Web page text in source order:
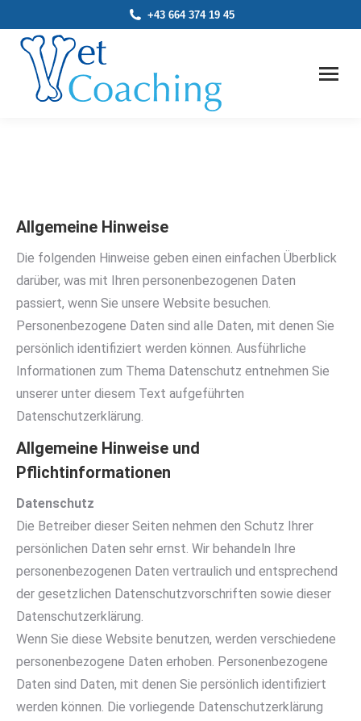
+43 664 374 19 45
Allgemeine Hinweise
Die folgenden Hinweise geben einen einfachen Überblick
darüber, was mit Ihren personenbezogenen Daten
passiert, wenn Sie unsere Website besuchen.
Personenbezogene Daten sind alle Daten, mit denen Sie
persönlich identifiziert werden können. Ausführliche
Informationen zum Thema Datenschutz entnehmen Sie
unserer unter diesem Text aufgeführten
Datenschutzerklärung.
Allgemeine Hinweise und
Pflichtinformationen
Datenschutz
Die Betreiber dieser Seiten nehmen den Schutz Ihrer
persönlichen Daten sehr ernst. Wir behandeln Ihre
personenbezogenen Daten vertraulich und entsprechend
der gesetzlichen Datenschutzvorschriften sowie dieser
Datenschutzerklärung.
Wenn Sie diese Website benutzen, werden verschiedene
personenbezogene Daten erhoben. Personenbezogene
Daten sind Daten, mit denen Sie persönlich identifiziert
werden können. Die vorliegende Datenschutzerklärung